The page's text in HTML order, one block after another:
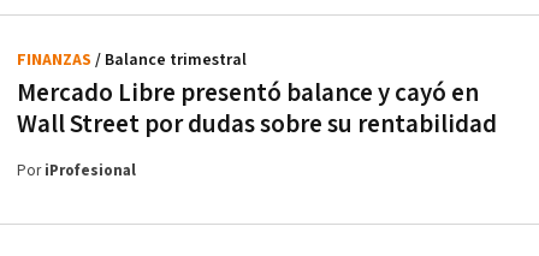
Mercado Libre presentó balance y cayó en
Wall Street por dudas sobre su rentabilidad
FINANZAS / Balance trimestral
PoriProfesional